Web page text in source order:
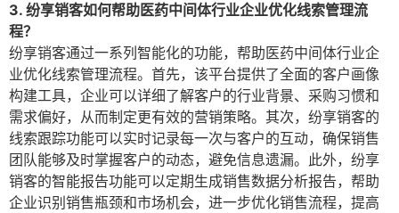
3. 纷享销客如何帮助医药中间体行业企业优化线索管理流
程？
纷享销客通过一系列智能化的功能，帮助医药中间体行业企
业优化线索管理流程。首先，该平台提供了全面的客户画像
构建工具，企业可以详细了解客户的行业背景、采购习惯和
需求偏好，从而制定更有效的营销策略。其次，纷享销客的
线索跟踪功能可以实时记录每一次与客户的互动，确保销售
团队能够及时掌握客户的动态，避免信息遗漏。此外，纷享
销客的智能报告功能可以定期生成销售数据分析报告，帮助
企业识别销售瓶颈和市场机会，进一步优化销售流程，提高